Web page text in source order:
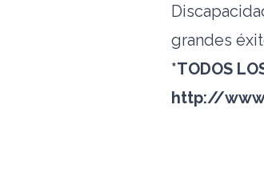
grandes
*TODOS
http://